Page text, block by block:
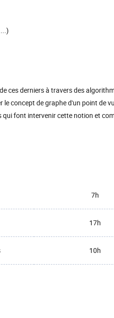
ces derniers à travers des
concept de graphe d'un point de
font intervenir cette notion et
7h
17h
10h